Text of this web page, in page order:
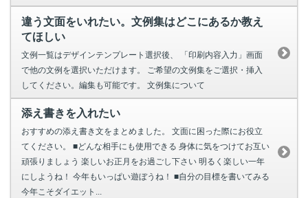
違う文面をいれたい。文例集はどこにあるか教え
てほしい
文例一覧はデザインテンプレート選択後、 「印刷内容入力」画面
で他の文例を選択いただけます。 ご希望の文例集をご選択・挿入
してください。編集も可能です。 文例集について
添え書きを入れたい
おすすめの添え書き文をまとめました。 文面に困った際にお役立
てください。 ■どんな相手にも使用できる 身体に気をつけてお互い
頑張りましょう 楽しいお正月をお過ごし下さい 明るく楽しい一年
にしようね！ 今年もいっぱい遊ぼうね！ ■自分の目標を書いてみる
今年こそダイエット...